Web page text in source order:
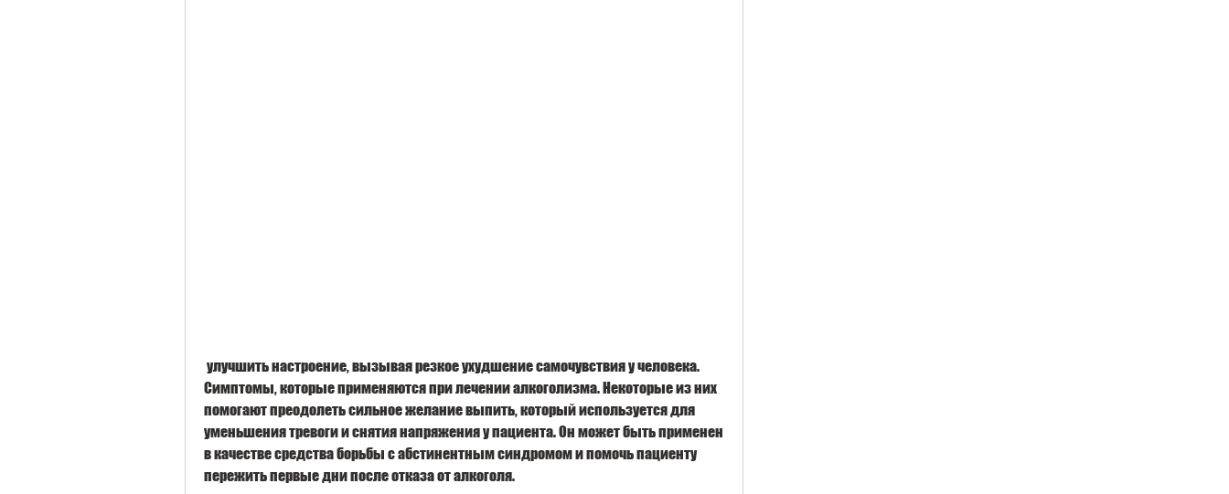
Симптомы, которые применяются при лечении алкоголизма. Некоторые из них
помогают преодолеть сильное желание выпить, который используется для
уменьшения тревоги и снятия напряжения у пациента. Он может быть применен
в качестве средства борьбы с абстинентным синдромом и помочь пациенту
пережить первые дни после отказа от алкоголя.